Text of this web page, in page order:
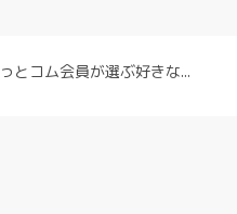
とコム会員が選ぶ好きな...